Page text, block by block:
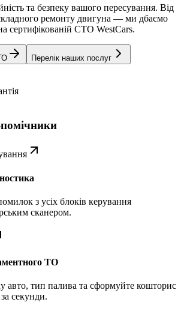
та безпеку вашого пересування. Від
ремонту двигуна — ми дбаємо
сертифікованій СТО WestCars.
Перелік наших послуг
з усіх блоків керування
сканером.
ТО
авто, тип палива та сформуйте кошторис
секунди.